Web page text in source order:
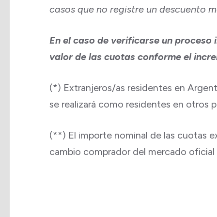
casos que no registre un descuento
En el caso de verificarse un
valor de las cuotas conforme el
(*) Extranjeros/as residentes en
se realizará como residentes en otros
(**) El importe nominal de las cuotas
cambio comprador del mercado